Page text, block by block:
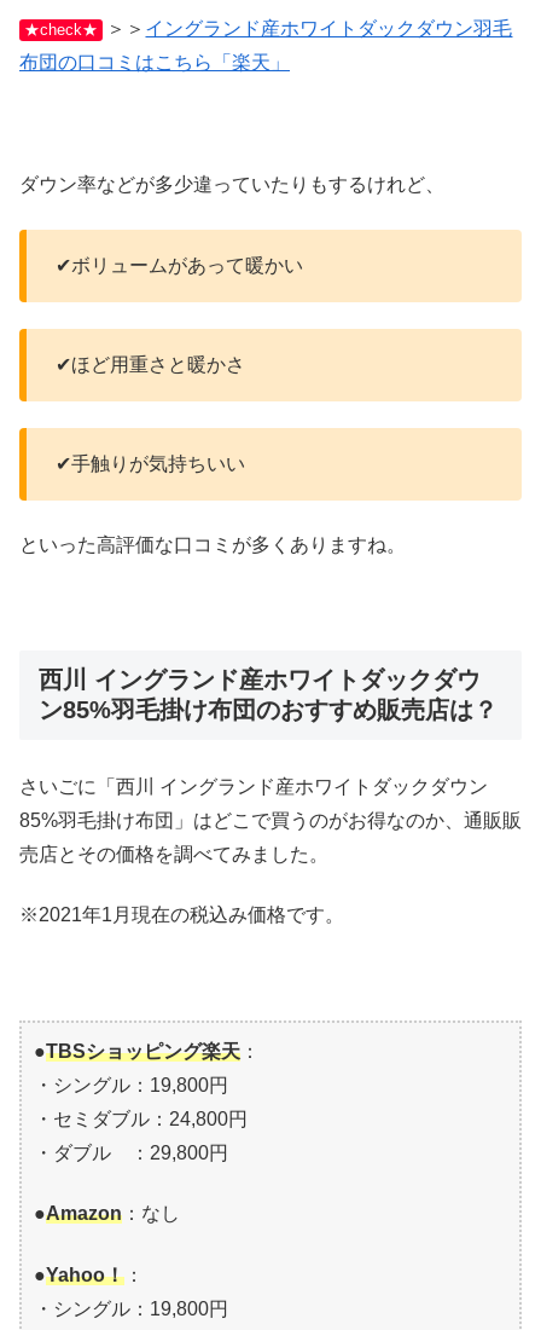
★check★ ＞＞ イングランド産ホワイトダックダウン羽毛
布団の口コミはこちら「楽天」
ダウン率などが多少違っていたりもするけれど、
✔ボリュームがあって暖かい
✔ほど用重さと暖かさ
✔手触りが気持ちいい
といった高評価な口コミが多くありますね。
西川 イングランド産ホワイトダックダウ
ン85%羽毛掛け布団のおすすめ販売店は？
さいごに「西川 イングランド産ホワイトダックダウン
85%羽毛掛け布団」はどこで買うのがお得なのか、通販販
売店とその価格を調べてみました。
※2021年1月現在の税込み価格です。
●TBSショッピング楽天 ：
・シングル：19,800円
・セミダブル：24,800円
・ダブル ：29,800円
●Amazon ：なし
●Yahoo！ ：
・シングル：19,800円